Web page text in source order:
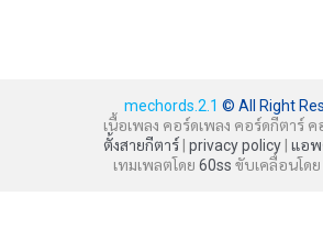
mechords.2.1 © All Right
เนื้อเพลง คอร์ดเพลง คอร์ดกีตาร์ ค
ตั้งสายกีตาร์| privacy policy| แอพ
เทมเพลตโดย 60ss ขับเคลื่อนโดย